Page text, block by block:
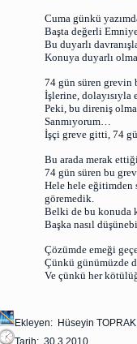
Cuma günkü
Başta değerli
Bu duyarlı
Konuya duyarlı
74 gün süren
İşlerine,
Peki, bu direniş
Sanmıyorum…
İşçi greve gitti, 74
Bu arada merak
74 gün süren bu
Hele hele
göremedik.
Belki de bu konuda
Başka nasıl
Çözümde emeği
Çünkü günümüzde
Ve çünkü her
Ekleyen: Hüseyin TOPRAK
Tarih: 30.3.2010